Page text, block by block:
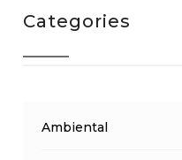
Categories
Ambiental